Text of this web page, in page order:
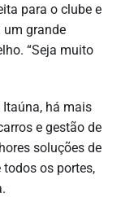
para o clube e
um grande
“Seja muito
há mais
e gestão de
soluções de
os portes,